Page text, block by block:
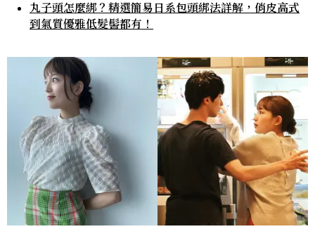
丸子頭怎麼綁？精選簡易日系包頭綁法詳解，俏皮高式
到氣質優雅低髮髻都有！